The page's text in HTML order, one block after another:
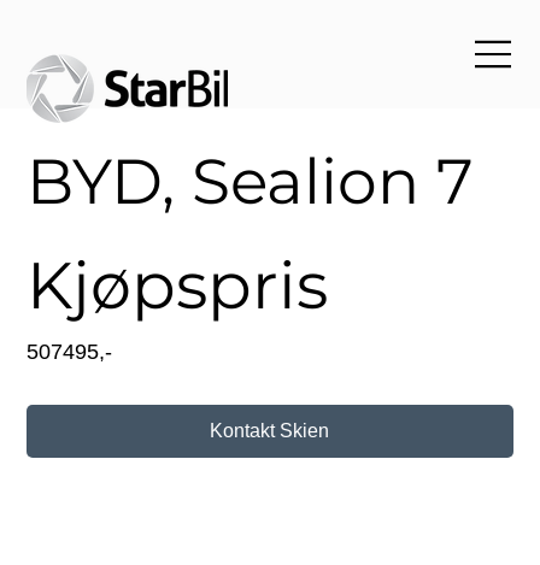
Kjøpspris
507495,-
Kontakt Skien
BYD, Sealion 7